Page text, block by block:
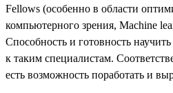
Fellows (особенно в области
компьютерного зрения, Machine
Способность и готовность
к таким специалистам.
есть возможность поработать и